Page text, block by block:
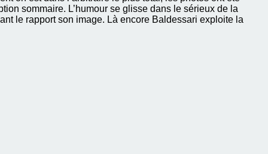
sommaire. L’humour se glisse dans le sérieux de la
le rapport son image. Là encore Baldessari exploite la